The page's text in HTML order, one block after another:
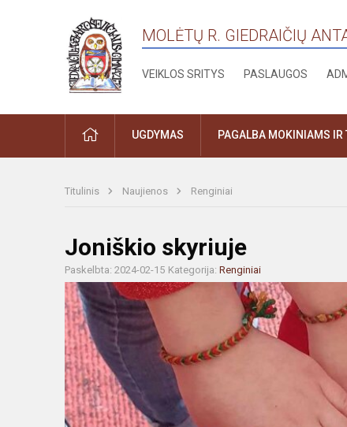
MOLĖTŲ R. GIEDRAIČIŲ
VEIKLOS SRITYS PASLAUGOS
PRADŽIAUGDYMAS PAGALBA MOKINIAMS IR
Titulinis Naujienos Renginiai
Joniškio skyriuje
Paskelbta: 2024-02-15 Kategorija: Renginiai